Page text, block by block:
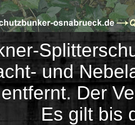
und
Der
Es gilt bis